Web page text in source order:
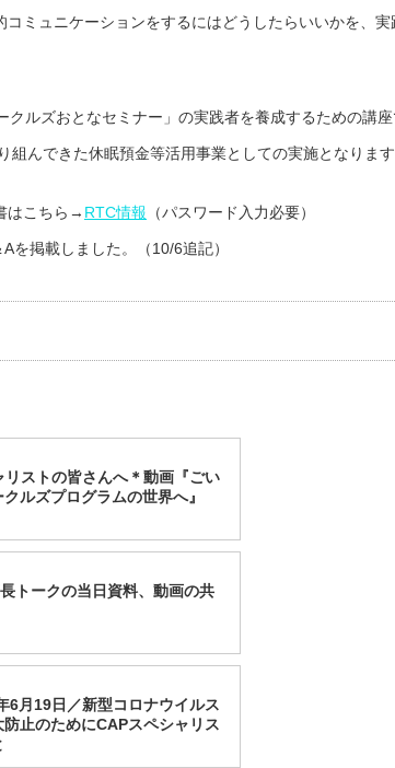
コミュニケーションをするにはどうしたらいいかを、
クルズおとなセミナー」の実践者を養成するための講座
組んできた休眠預金等活用事業としての実施となります
はこちら→ RTC情報 （パスワード入力必要）
を掲載しました。（10/6追記）
リストの皆さんへ＊動画『ごい
ルズプログラムの世界へ』
トークの当日資料、動画の共
6月19日／新型コロナウイルス
止のためにCAPスペシャリス